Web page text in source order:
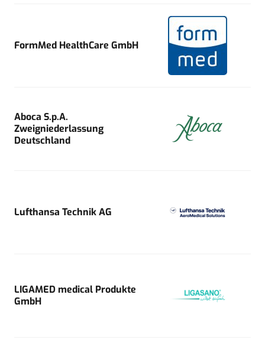
FormMed HealthCare GmbH
Aboca S.p.A.
Zweigniederlassung
Deutschland
Lufthansa Technik AG
LIGAMED medical Produkte
GmbH